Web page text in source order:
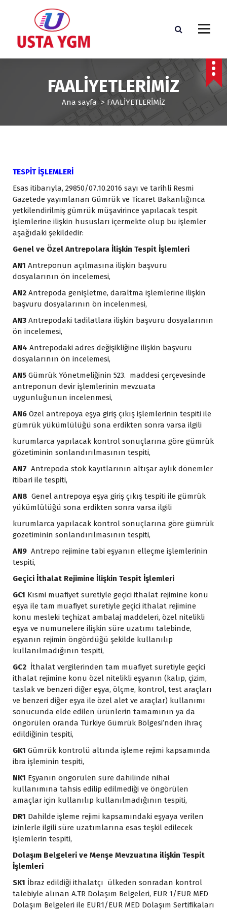
ğ
FAALİYETLERİMİZ
Ana sayfa > FAALİYETLERİMİZ
TESPİT İŞLEMLERİ
Esas itibarıyla, 29850/07.10.2016 sayı ve tarihli Resmi
Gazetede yayımlanan Gümrük ve Ticaret Bakanlığınca
yetkilendirilmiş gümrük müşavirince yapılacak tespit
işlemlerine ilişkin hususları içermekte olup bu işlemler
aşağıdaki şekildedir:
Genel ve Özel Antrepolara İlişkin Tespit İşlemleri
AN1 Antreponun açılmasına ilişkin başvuru
dosyalarının ön incelemesi,
AN2 Antrepoda genişletme, daraltma işlemlerine ilişkin
başvuru dosyalarının ön incelenmesi,
AN3 Antrepodaki tadilatlara ilişkin başvuru dosyalarının
ön incelemesi,
AN4 Antrepodaki adres değişikliğine ilişkin başvuru
dosyalarının ön incelemesi,
AN5 Gümrük Yönetmeliğinin 523. maddesi çerçevesinde
antreponun devir işlemlerinin mevzuata
uygunluğunun incelenmesi,
AN6 Özel antrepoya eşya giriş çıkış işlemlerinin tespiti ile
gümrük yükümlülüğü sona erdikten sonra varsa ilgili
kurumlarca yapılacak kontrol sonuçlarına göre gümrük
gözetiminin sonlandırılmasının tespiti,
AN7 Antrepoda stok kayıtlarının altışar aylık dönemler
itibari ile tespiti,
AN8 Genel antrepoya eşya giriş çıkış tespiti ile gümrük
yükümlülüğü sona erdikten sonra varsa ilgili
kurumlarca yapılacak kontrol sonuçlarına göre gümrük
gözetiminin sonlandırılmasının tespiti,
AN9 Antrepo rejimine tabi eşyanın elleçme işlemlerinin
tespiti,
Geçici İthalat Rejimine İlişkin Tespit İşlemleri
GC1 Kısmi muafiyet suretiyle geçici ithalat rejimine konu
eşya ile tam muafiyet suretiyle geçici ithalat rejimine
konu mesleki teçhizat ambalaj maddeleri, özel nitelikli
eşya ve numunelere ilişkin süre uzatımı talebinde,
eşyanın rejimin öngördüğü şekilde kullanılıp
kullanılmadığının tespiti,
GC2 İthalat vergilerinden tam muafiyet suretiyle geçici
ithalat rejimine konu özel nitelikli eşyanın (kalıp, çizim,
taslak ve benzeri diğer eşya, ölçme, kontrol, test araçları
ve benzeri diğer eşya ile özel alet ve araçlar) kullanımı
sonucunda elde edilen ürünlerin tamamının ya da
öngörülen oranda Türkiye Gümrük Bölgesi’nden ihraç
edildiğinin tespiti,
GK1 Gümrük kontrolü altında işleme rejimi kapsamında
ibra işleminin tespiti,
NK1 Eşyanın öngörülen süre dahilinde nihai
kullanımına tahsis edilip edilmediği ve öngörülen
amaçlar için kullanılıp kullanılmadığının tespiti,
DR1 Dahilde işleme rejimi kapsamındaki eşyaya verilen
izinlerle ilgili süre uzatımlarına esas teşkil edilecek
işlemlerin tespiti,
Dolaşım Belgeleri ve Menşe Mevzuatına ilişkin Tespit
İşlemleri
SK1 İbraz edildiği ithalatçı ülkeden sonradan kontrol
talebiyle alınan A.TR Dolaşım Belgeleri, EUR 1/EUR MED
Dolaşım Belgeleri ile EUR1/EUR MED Dolaşım Sertifikaları